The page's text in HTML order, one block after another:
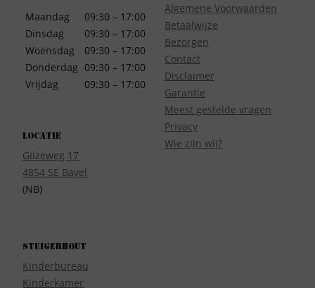
Maandag
Dinsdag
Woensdag
Donderdag
Vrijdag
09:30 – 17:00
09:30 – 17:00
09:30 – 17:00
09:30 – 17:00
09:30 – 17:00
Locatie
Gilzeweg 17
4854 SE Bavel
(NB)
Algemene Voorwaarden
Betaalwijze
Bezorgen
Contact
Disclaimer
Garantie
Meest gestelde vragen
Privacy
Wie zijn wij?
Steigerhout
Kinderbureau
Kinderkamer